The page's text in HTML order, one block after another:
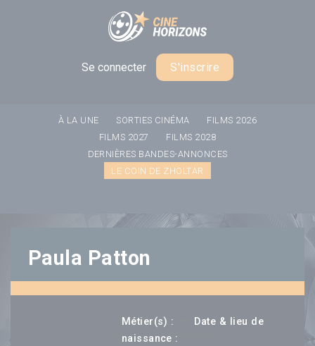
Se connecter S'inscrire
À LA UNE SORTIES CINÉMA
FILMS 2026
FILMS 2027
FILMS 2028
DERNIÈRES BANDES-ANNONCES
LE COIN DE ZHOLTAR
Paula Patton
Métier(s) :
Date & lieu de
naissance :
Panneau de gestion des cookies